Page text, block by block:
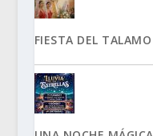
FIESTA DEL